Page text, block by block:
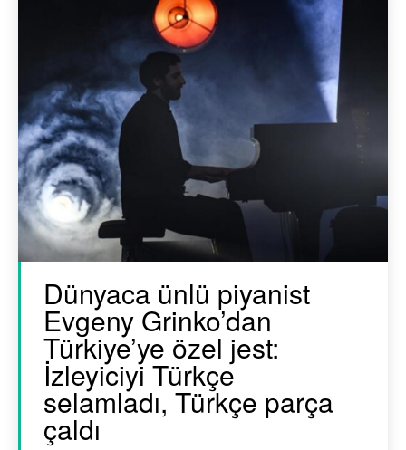
Dünyaca ünlü piyanist
Evgeny Grinko’dan
Türkiye’ye özel jest:
İzleyiciyi Türkçe
selamladı, Türkçe parça
çaldı